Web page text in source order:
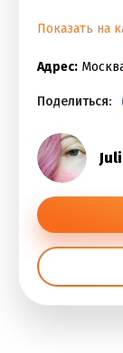
Показать на
Адрес:
Поделиться: